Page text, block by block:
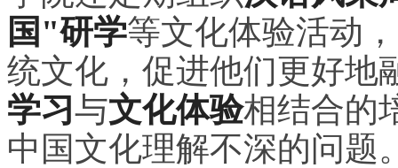
国"研学等文化体验活动
统文化，促进他们更好地
学习与文化体验相结合的
中国文化理解不深的问题